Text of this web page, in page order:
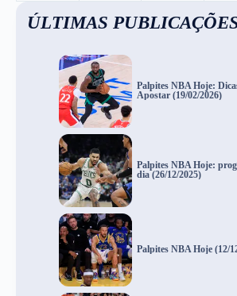
ÚLTIMAS
Palpites NBA Hoje:
Apostar (19/02/2026)
Palpites NBA Hoje:
dia (26/12/2025)
Palpites NBA Hoje (12/